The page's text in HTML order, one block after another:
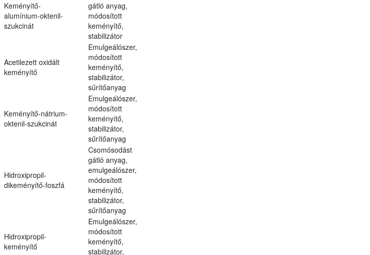
Keményítő-
alumínium-oktenil-
szukcinát
gátló anyag,
módosított
keményítő,
stabilizátor
Acetilezett oxidált
keményítő
Emulgeálószer,
módosított
keményítő,
stabilizátor,
sűrítőanyag
Keményítő-nátrium-
oktenil-szukcinát
Emulgeálószer,
módosított
keményítő,
stabilizátor,
sűrítőanyag
Hidroxipropil-
dikeményítő-foszfá
Csomósodást
gátló anyag,
emulgeálószer,
módosított
keményítő,
stabilizátor,
sűrítőanyag
Hidroxipropil-
keményítő
Emulgeálószer,
módosított
keményítő,
stabilizátor,